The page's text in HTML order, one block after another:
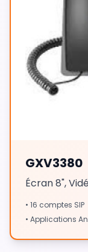
GXV3380
Écran 8",
• 16 comptes SIP
• Applications